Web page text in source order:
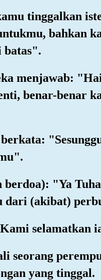
tinggalkan
bahkan
batas".
menjawab:
benar-benar
berdoa): "Ya
dari (akibat)
selamatkan
seorang
yang tinggal.